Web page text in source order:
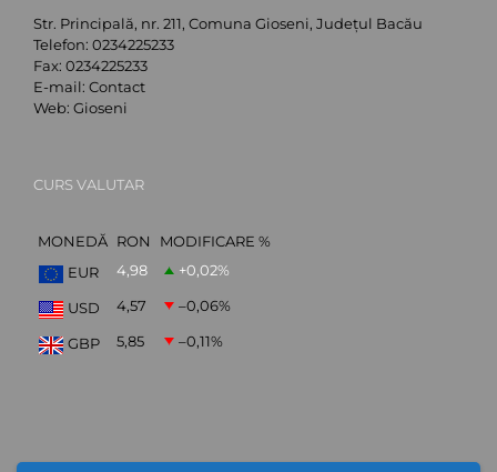
Str. Principală, nr. 211, Comuna Gioseni, Județul Bacău
Telefon: 0234225233
Fax: 0234225233
E-mail: Contact
Web: Gioseni
CURS VALUTAR
MONEDĂ RON
MODIFICARE %
EUR
4,98 +0,02%
USD 4,57 –0,06%
GBP 5,85 –0,11%